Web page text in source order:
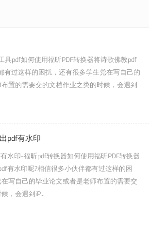
具pdf如何使用福昕PDF转换器将诗歌佛教pdf
有过这样的困扰，还有很多学生党在写自己的
置的需要交的文档作业之类的时候，会遇到
pdf有水印
水印-福昕pdf转换器如何使用福昕PDF转换器
有水印呢?相信很多小伙伴都有过这样的困
写自己的毕业论文或者是老师布置的需要交
，会遇到iP...